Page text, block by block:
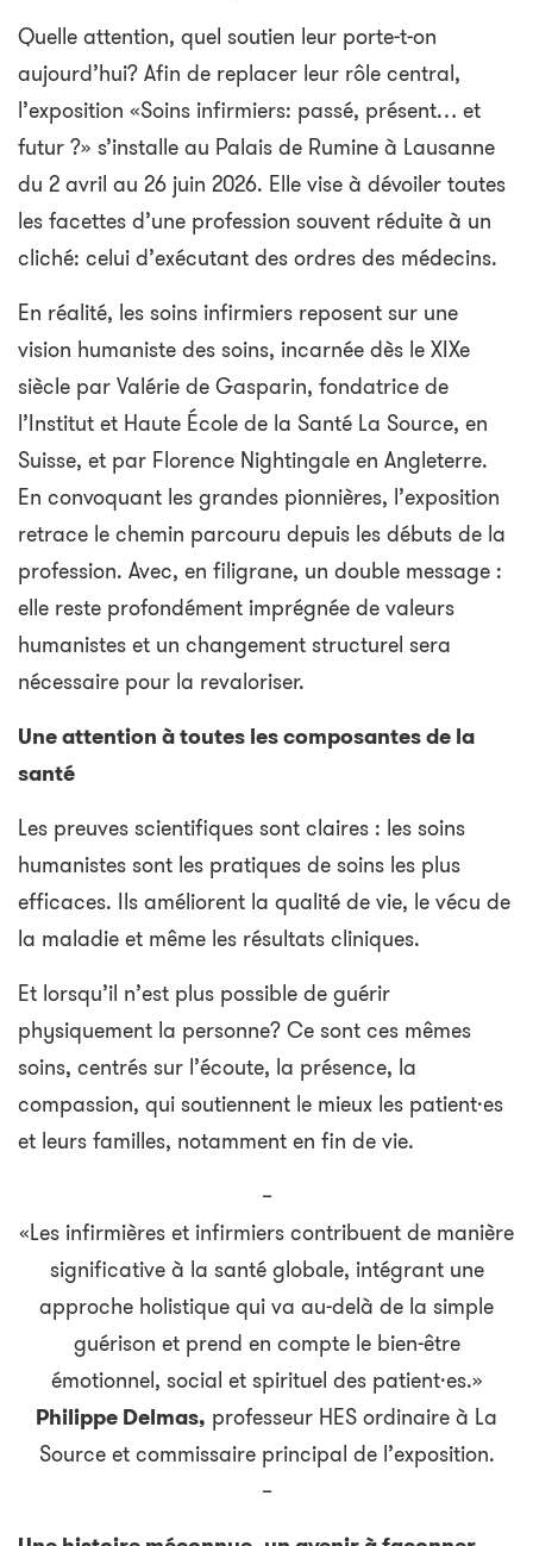
Quelle attention, quel soutien leur porte-t-on
aujourd’hui? Afin de replacer leur rôle central,
l’exposition «Soins infirmiers: passé, présent… et
futur ?» s’installe au Palais de Rumine à Lausanne
du 2 avril au 26 juin 2026. Elle vise à dévoiler toutes
les facettes d’une profession souvent réduite à un
cliché: celui d’exécutant des ordres des médecins.
En réalité, les soins infirmiers reposent sur une
vision humaniste des soins, incarnée dès le XIXe
siècle par Valérie de Gasparin, fondatrice de
l’Institut et Haute École de la Santé La Source, en
Suisse, et par Florence Nightingale en Angleterre.
En convoquant les grandes pionnières, l’exposition
retrace le chemin parcouru depuis les débuts de la
profession. Avec, en filigrane, un double message :
elle reste profondément imprégnée de valeurs
humanistes et un changement structurel sera
nécessaire pour la revaloriser.
Une attention à toutes les composantes de la
santé
Les preuves scientifiques sont claires : les soins
humanistes sont les pratiques de soins les plus
efficaces. Ils améliorent la qualité de vie, le vécu de
la maladie et même les résultats cliniques.
Et lorsqu’il n’est plus possible de guérir
physiquement la personne? Ce sont ces mêmes
soins, centrés sur l’écoute, la présence, la
compassion, qui soutiennent le mieux les patient·es
et leurs familles, notamment en fin de vie.
–
«Les infirmières et infirmiers contribuent de manière
significative à la santé globale, intégrant une
approche holistique qui va au-delà de la simple
guérison et prend en compte le bien-être
émotionnel, social et spirituel des patient·es.»
Philippe Delmas, professeur HES ordinaire à La
Source et commissaire principal de l’exposition.
–